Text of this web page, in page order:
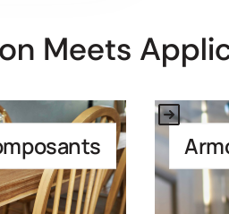
Meets
Link to